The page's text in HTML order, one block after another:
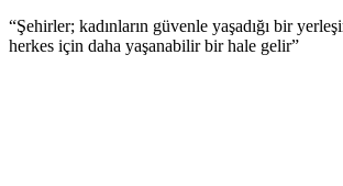
“Şehirler; kadınların güvenle yaşadığı bir
herkes için daha yaşanabilir bir hale gelir”